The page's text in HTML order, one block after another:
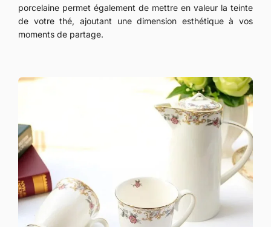
porcelaine permet également de mettre en valeur la teinte
de votre thé, ajoutant une dimension esthétique à vos
moments de partage.